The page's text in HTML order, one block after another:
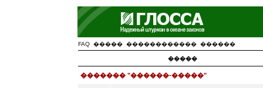
FAQ ����� ������������ ������
�����
������� "������-�����"